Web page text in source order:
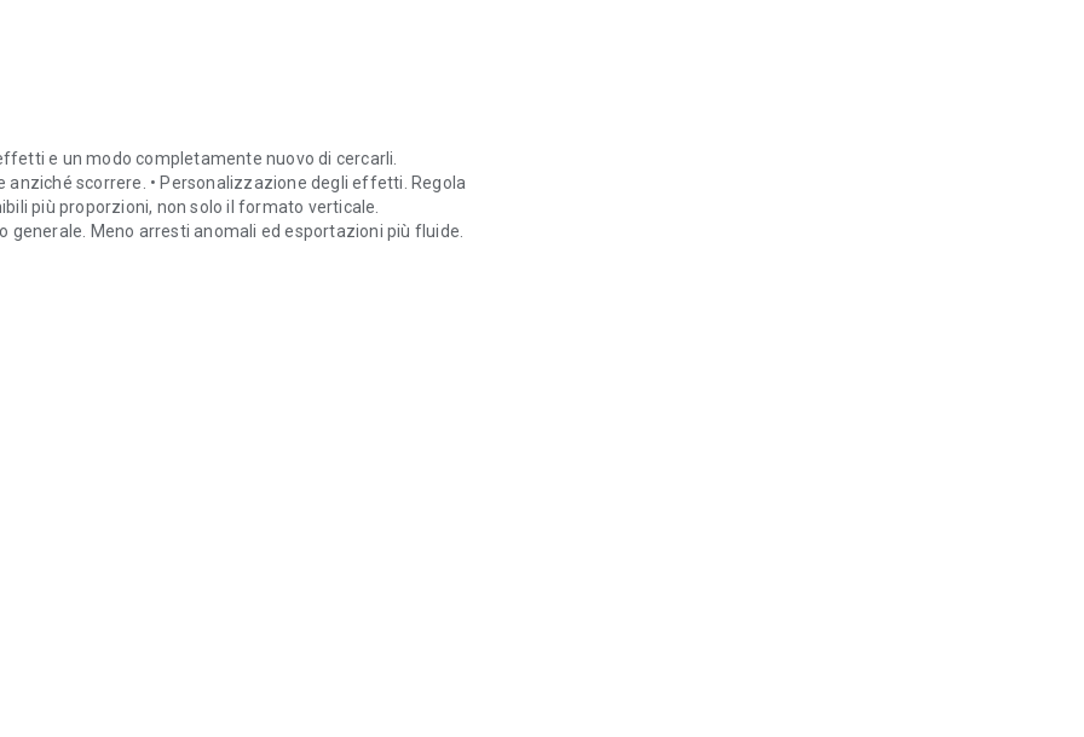
e un modo completamente nuovo di cercarli.
scorrere. • Personalizzazione degli effetti. Regola
più proporzioni, non solo il formato verticale.
generale. Meno arresti anomali ed esportazioni più fluide.